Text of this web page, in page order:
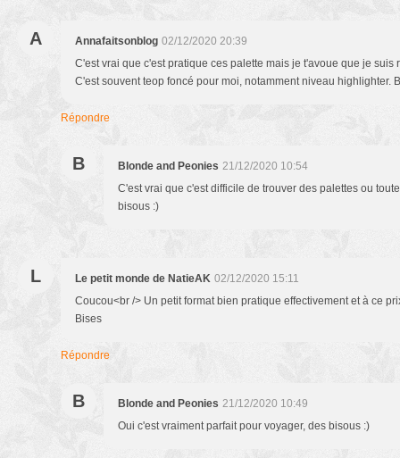
A Annafaitsonblog 02/12/2020 20:39
C'est vrai que c'est pratique ces palette mais je t'avoue que je suis
C'est souvent teop foncé pour moi, notamment niveau highlighter.
Répondre
B Blonde and Peonies 21/12/2020 10:54
C'est vrai que c'est difficile de trouver des palettes ou
bisous :)
L Le petit monde de NatieAK 02/12/2020 15:11
Coucou<br /> Un petit format bien pratique effectivement et à ce
Bises
Répondre
B Blonde and Peonies 21/12/2020 10:49
Oui c'est vraiment parfait pour voyager, des bisous :)